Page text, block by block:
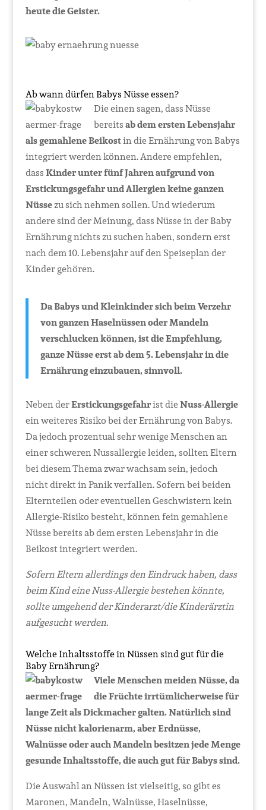
heute die Geister.
Ab wann dürfen Babys Nüsse essen?
Die einen sagen, dass Nüsse
bereitsab dem ersten Lebensjahr
als gemahlene Beikostin die Ernährung von Babys
integriert werden können. Andere empfehlen,
dassKinder unter fünf Jahren aufgrund von
Erstickungsgefahr und Allergien keine ganzen
Nüssezu sich nehmen sollen. Und wiederum
andere sind der Meinung, dass Nüsse in der Baby
Ernährung nichts zu suchen haben, sondern erst
nach dem 10. Lebensjahr auf den Speiseplan der
Kinder gehören.
Da Babys und Kleinkinder sich beim Verzehr
von ganzen Haselnüssen oder Mandeln
verschlucken können, ist die Empfehlung,
ganze Nüsse erst ab dem 5. Lebensjahr in die
Ernährung einzubauen, sinnvoll.
Neben derErstickungsgefahrist dieNuss-Allergie
ein weiteres Risiko bei der Ernährung von Babys.
Da jedoch prozentual sehr wenige Menschen an
einer schweren Nussallergie leiden, sollten Eltern
bei diesem Thema zwar wachsam sein, jedoch
nicht direkt in Panik verfallen. Sofern bei beiden
Elternteilen oder eventuellen Geschwistern kein
Allergie-Risiko besteht, können fein gemahlene
Nüsse bereits ab dem ersten Lebensjahr in die
Beikost integriert werden.
Sofern Eltern allerdings den Eindruck haben, dass
beim Kind eine Nuss-Allergie bestehen könnte,
sollte umgehend der Kinderarzt/die Kinderärztin
aufgesucht werden.
Welche Inhaltsstoffe in Nüssen sind gut für die
Baby Ernährung?
Viele Menschen meiden Nüsse, da
die Früchte irrtümlicherweise für
lange Zeit als Dickmacher galten. Natürlich sind
Nüsse nicht kalorienarm, aber Erdnüsse,
Walnüsse oder auch Mandeln besitzen jede Menge
gesunde Inhaltsstoffe, die auch gut für Babys sind.
Die Auswahl an Nüssen ist vielseitig, so gibt es
Maronen, Mandeln, Walnüsse, Haselnüsse,